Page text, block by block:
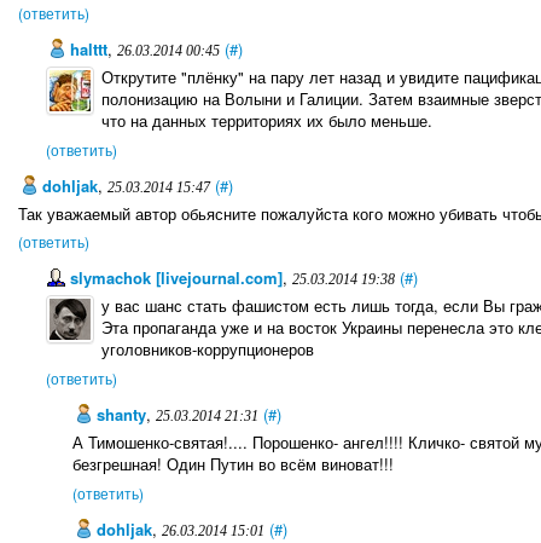
(ответить)
halttt, 26.03.2014 00:45 (#)
Открутите "плёнку" на пару лет назад и увидите
полонизацию на Волыни и Галиции. Затем взаимные
что на данных территориях их было меньше.
(ответить)
dohljak, 25.03.2014 15:47 (#)
Так уважаемый автор обьясните пожалуйста кого можно убивать
(ответить)
slymachok [livejournal.com], 25.03.2014 19:38 (#)
у вас шанс стать фашистом есть лишь тогда, если Вы
Эта пропаганда уже и на восток Украины перенесла это
уголовников-коррупционеров
(ответить)
shanty,25.03.2014 21:31 (#)
А Тимошенко-святая!.... Порошенко- ангел!!!! Кличко- святой
безгрешная! Один Путин во всём виноват!!!
(ответить)
dohljak,26.03.2014 15:01 (#)